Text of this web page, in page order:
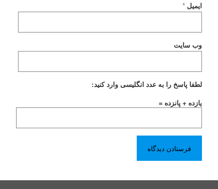
ایمیل *
وب‌ سایت
لطفا پاسخ را به عدد انگلیسی وارد کنید:
یازده + پانزده =